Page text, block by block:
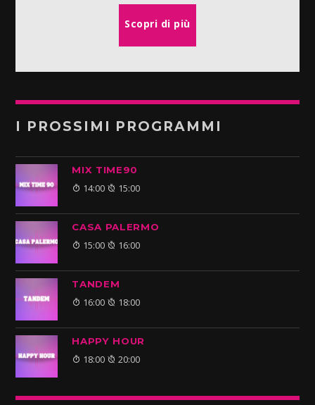
Scopri di più
I PROSSIMI PROGRAMMI
MIX TIME90
14:00 15:00
CASA PALERMO
15:00 16:00
TANDEM
16:00 18:00
HAPPY HOUR
18:00 20:00